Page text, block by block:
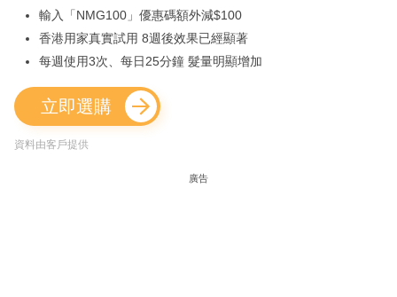
輸入「NMG100」優惠碼額外減$100
香港用家真實試用 8週後效果已經顯著
每週使用3次、每日25分鐘 髮量明顯增加
立即選購
資料由客戶提供
廣告